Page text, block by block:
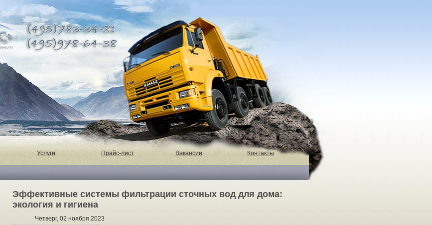
Услуги Прайс-лист Вакансии Контакты
Эффективные системы фильтрации сточных вод для дома:
экология и гигиена
Четверг, 02 ноября 2023